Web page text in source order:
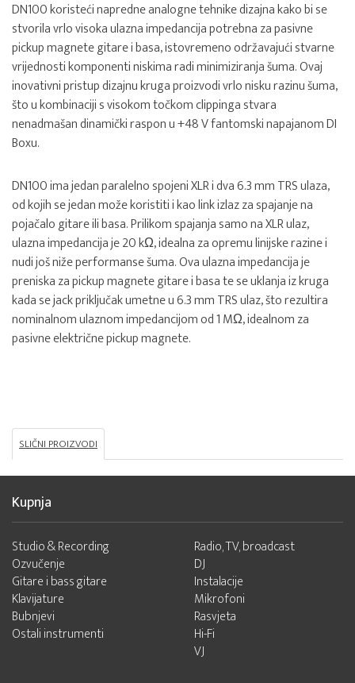
DN100 koristeći napredne analogne tehnike dizajna kako bi se
stvorila vrlo visoka ulazna impedancija potrebna za pasivne
pickup magnete gitare i basa, istovremeno održavajući stvarne
vrijednosti komponenti niskima radi minimiziranja šuma. Ovaj
inovativni pristup dizajnu kruga proizvodi vrlo nisku razinu šuma,
što u kombinaciji s visokom točkom clippinga stvara
nenadmašan dinamički raspon u +48 V fantomski napajanom DI
Boxu.
DN100 ima jedan paralelno spojeni XLR i dva 6.3 mm TRS ulaza,
od kojih se jedan može koristiti i kao link izlaz za spajanje na
pojačalo gitare ili basa. Prilikom spajanja samo na XLR ulaz,
ulazna impedancija je 20 kΩ, idealna za opremu linijske razine i
nudi još niže performanse šuma. Ova ulazna impedancija je
preniska za pickup magnete gitare i basa te se uklanja iz kruga
kada se jack priključak umetne u 6.3 mm TRS ulaz, što rezultira
nominalnom ulaznom impedancijom od 1 MΩ, idealnom za
pasivne električne pickup magnete.
SLIČNI PROIZVODI
Kupnja
Studio & Recording
Ozvučenje
Gitare i bass gitare
Klavijature
Bubnjevi
Ostali instrumenti
Radio, TV, broadcast
DJ
Instalacije
Mikrofoni
Rasvjeta
Hi-Fi
VJ